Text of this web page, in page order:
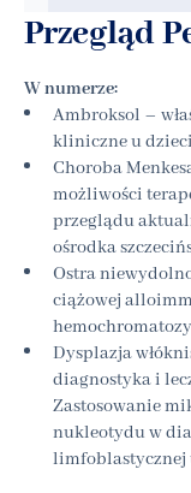
Przegląd
W numerze:
Ambroksol –
kliniczne u dzieci
Choroba
możliwości
przeglądu
ośrodka
Ostra
ciążowej
Dysplazja
diagnostyka i
Zastosowanie
nukleotydu w
limfoblastycznej